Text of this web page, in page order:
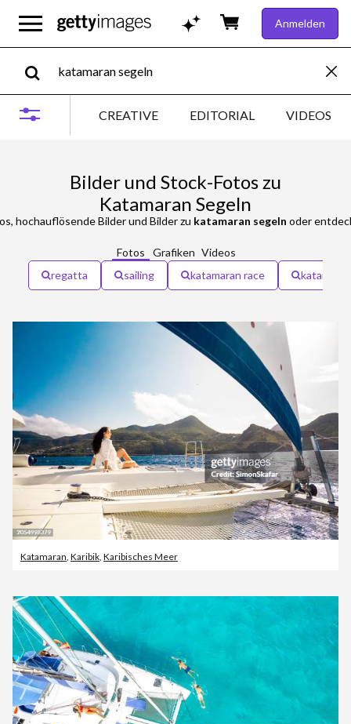
Anmelden
CREATIVE EDITORIAL VIDEOS
Bilder und Stock-Fotos zu
Katamaran Segeln
hochauflösende Bilder und Bilder zu katamaran segeln oder
Fotos Grafiken Videos
regatta
sailing katamaran race
Katamaran, Karibik, Karibisches Meer